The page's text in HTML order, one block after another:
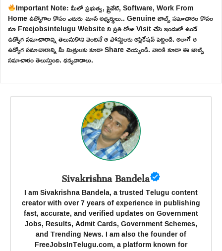
Important Note: మీలో ప్రభుత్వ, ప్రైవేట్, Software, Work From
Home ఉద్యోగాల కోసం ఎదురు చూసే అభ్యర్థులు.. Genuine జాబ్స్ సమాచారం కోసం
మా Freejobsintelugu Website ని ప్రతి రోజు Visit చేసి ఇందులో ఉండే
ఉద్యోగ సమాచారాన్ని తెలుసుకొని వెంటనే ఆ పోస్టులకు అప్లికేషన్ పెట్టండి. అలాగే ఆ
ఉద్యోగ సమాచారాన్ని మీ మిత్రులకు కూడా Share చెయ్యండి. వారికి కూడా ఈ జాబ్స్
సమాచారం తెలుస్తుంది. ధన్యవాదాలు.
Sivakrishna Bandela
I am Sivakrishna Bandela, a trusted Telugu content
creator with over 7 years of experience in publishing
fast, accurate, and verified updates on Government
Jobs, Results, Admit Cards, Government Schemes,
and Trending News. I am also the founder of
FreeJobsInTelugu.com, a platform known for